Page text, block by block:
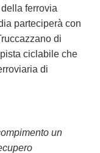
ferrovia
parteciperà con
di
ciclabile che
di
un